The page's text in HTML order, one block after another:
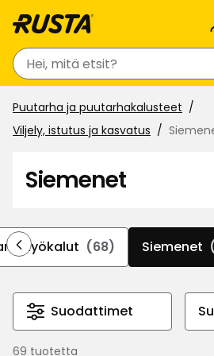
Haku
Puutarha ja puutarhakalusteet
Viljely, istutus ja kasvatus
Siemenet
(68) Siemenet
Suodattimet
69 tuotetta